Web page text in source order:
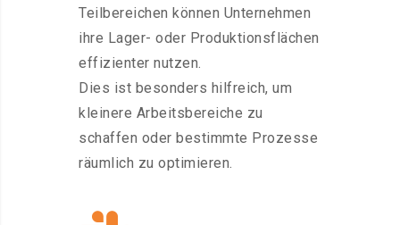
Teilbereichen können Unternehmen
ihre Lager- oder Produktionsflächen
effizienter nutzen.
Dies ist besonders hilfreich, um
kleinere Arbeitsbereiche zu
schaffen oder bestimmte Prozesse
räumlich zu optimieren.